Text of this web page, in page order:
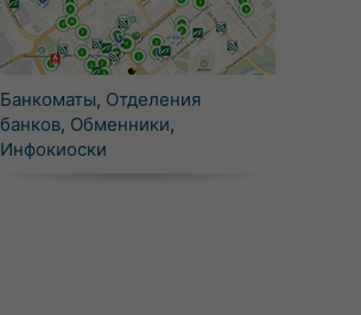
Банкоматы, Отделения
банков, Обменники,
Инфокиоски